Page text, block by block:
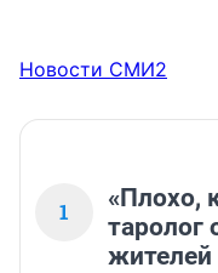
Новости СМИ2
1
«Плохо,
таролог
жителей